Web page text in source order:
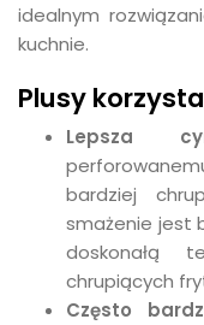
idealnym
kuchnie.
Plusy
Lepsza
bardziej
smażenie jest
doskonałą
chrupiących
Często